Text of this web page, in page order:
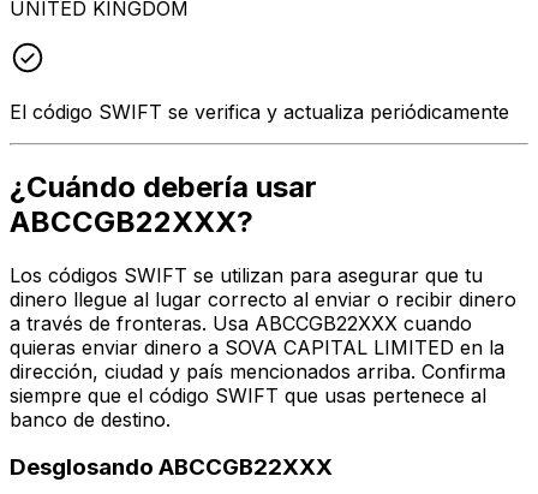
UNITED KINGDOM
El código SWIFT se verifica y actualiza periódicamente
¿Cuándo debería usar
ABCCGB22XXX?
Los códigos SWIFT se utilizan para asegurar que tu
dinero llegue al lugar correcto al enviar o recibir dinero
a través de fronteras. Usa ABCCGB22XXX cuando
quieras enviar dinero a SOVA CAPITAL LIMITED en la
dirección, ciudad y país mencionados arriba. Confirma
siempre que el código SWIFT que usas pertenece al
banco de destino.
Desglosando ABCCGB22XXX